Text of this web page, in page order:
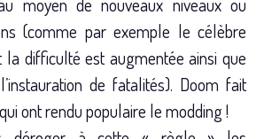
(comme par exemple le célèbre
difficulté est augmentée ainsi que
de fatalités). Doom fait
ont rendu populaire le modding !